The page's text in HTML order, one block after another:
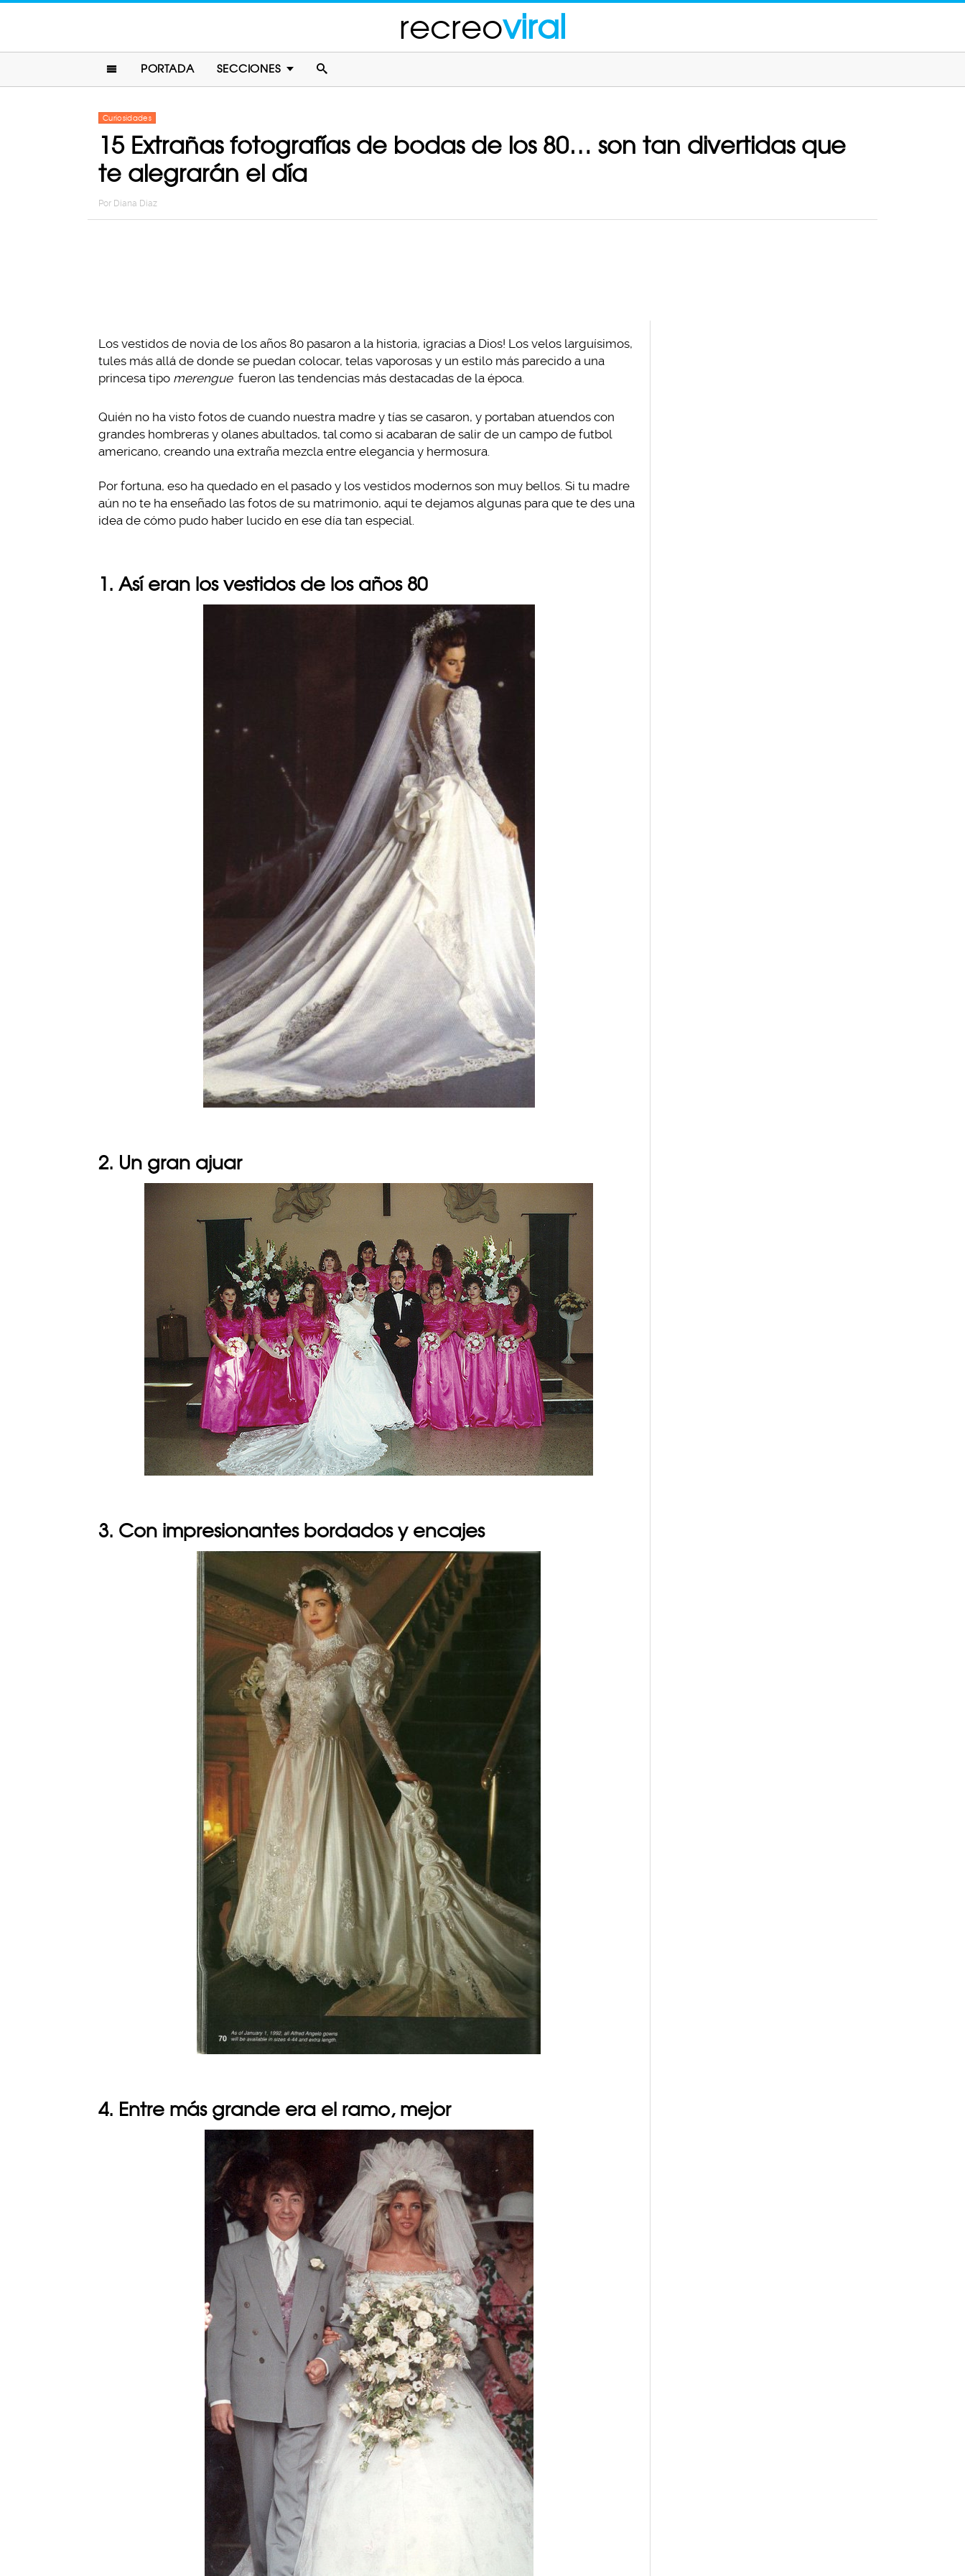
recreoviral
PORTADA SECCIONES
Curiosidades
15 Extrañas fotografías de bodas de los 80… son tan divertidas que
te alegrarán el día
Por Diana Diaz
Los vestidos de novia de los años 80 pasaron a la historia, ¡gracias a Dios! Los velos larguísimos,
tules más allá de donde se puedan colocar, telas vaporosas y un estilo más parecido a una
princesa tipo merengue fueron las tendencias más destacadas de la época.
Quién no ha visto fotos de cuando nuestra madre y tías se casaron, y portaban atuendos con
grandes hombreras y olanes abultados, tal como si acabaran de salir de un campo de futbol
americano, creando una extraña mezcla entre elegancia y hermosura.
Por fortuna, eso ha quedado en el pasado y los vestidos modernos son muy bellos. Si tu madre
aún no te ha enseñado las fotos de su matrimonio, aquí te dejamos algunas para que te des una
idea de cómo pudo haber lucido en ese día tan especial.
1. Así eran los vestidos de los años 80
2. Un gran ajuar
3. Con impresionantes bordados y encajes
4. Entre más grande era el ramo, mejor